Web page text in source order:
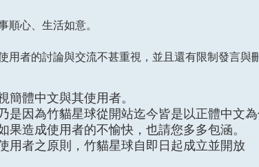
順心、生活如意。
者的討論與交流不甚重視，並且還有限制發言與
體中文與其使用者。
是因為竹貓星球從開站迄今皆是以正體中文
造成使用者的不愉快，也請您多多包涵。
用者之原則，竹貓星球自即日起成立並開放